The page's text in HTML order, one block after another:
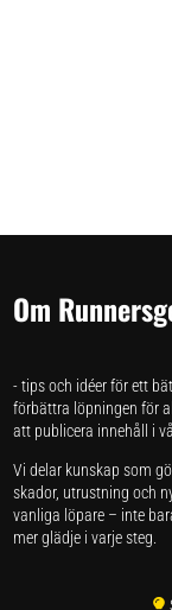
Om
- tips och idéer för ett
förbättra löpningen för
att publicera innehåll i
Vi delar kunskap som
skador, utrustning och
vanliga löpare – inte
mer glädje i varje steg.